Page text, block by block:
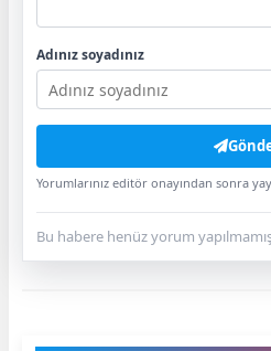
Adınız soyadınız
Yorumlarınız editör onayından sonra
Bu habere henüz yorum